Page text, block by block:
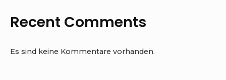
Recent Comments
Es sind keine Kommentare vorhanden.